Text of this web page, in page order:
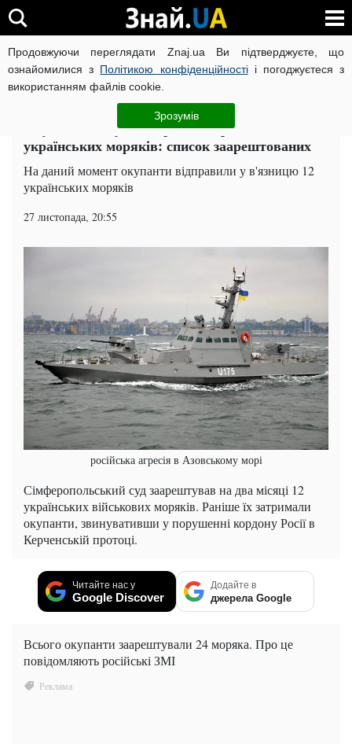
Продовжуючи переглядати Znaj.ua Ви підтверджуєте, що
ознайомилися з Політикою конфіденційностіі погоджуєтеся з
використанням файлів cookie.
Зрозумів
ВІЙНА РОСІЇ ПРОТИ УКРАЇНИ КОРОНАВІРУС В УКРАЇНІ
Суспільство ЧИТАТЬ НА РУССКОМ
Окупанти кинули за ґрати викрадених
українських моряків: список заарештованих
На даний момент окупанти відправили у в'язницю 12
українських моряків
27 листопада, 20:55
російська агресія в Азовському морі
Сімферопольський суд заарештував на два місяці 12
українських військових моряків. Раніше їх затримали
окупанти, звинувативши у порушенні кордону Росії в
Керченській протоці.
Читайте нас у
Google Discover
Додайте в
джерела Google
Всього окупанти заарештували 24 моряка. Про це
повідомляють російські ЗМІ